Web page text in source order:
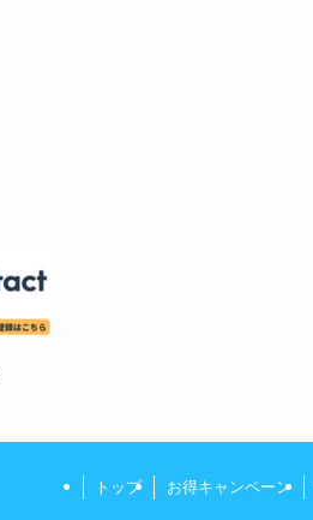
トップ お得キャンペーン